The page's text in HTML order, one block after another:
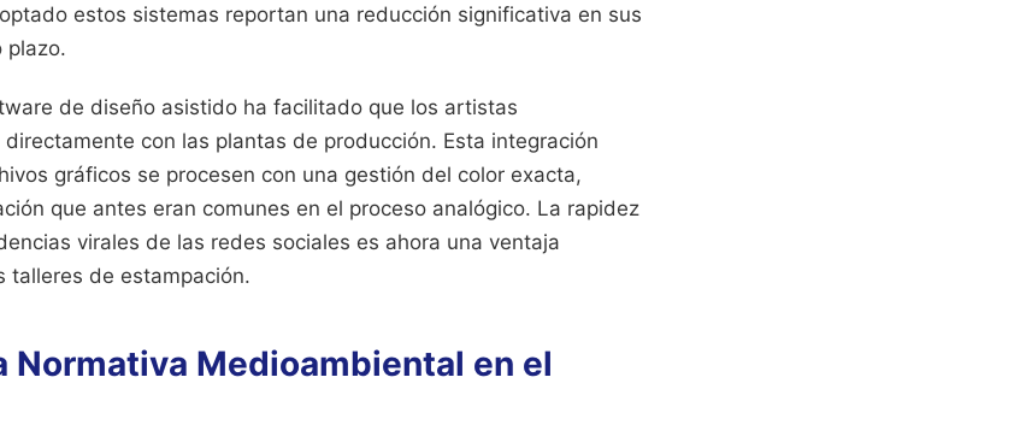
estos sistemas reportan una reducción significativa en sus
plazo.
de diseño asistido ha facilitado que los artistas
con las plantas de producción. Esta integración
gráficos se procesen con una gestión del color exacta,
que antes eran comunes en el proceso analógico. La rapidez
virales de las redes sociales es ahora una ventaja
talleres de estampación.
Normativa Medioambiental en el